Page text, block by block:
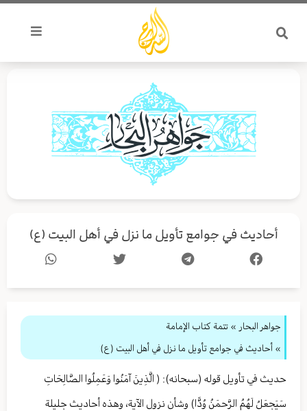
تخطي
المحتوى
أحاديث في جوامع تأويل ما نزل في أهل البيت (ع)
جواهر البحار » تتمة كتاب الإمامة
» أحاديث في جوامع تأويل ما نزل في أهل البيت (ع)
حديث في تأويل قوله (سبحانه): ( الَّذِينَ آمَنُوا وَعَمِلُوا الصَّالِحَاتِ
سَيَجعَلُ لَهُمُ الرَّحمَنُ وُدًّا) وشأن نزول الآية، وهذه أحاديث جليلة